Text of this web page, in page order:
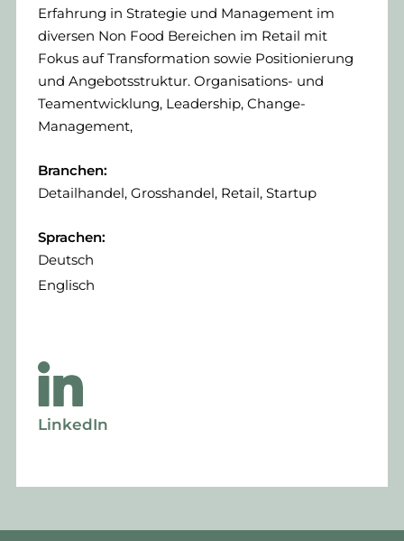
Erfahrung in Strategie und Management im
diversen Non Food Bereichen im Retail mit
Fokus auf Transformation sowie Positionierung
und Angebotsstruktur. Organisations- und
Teamentwicklung, Leadership, Change-
Management,
Branchen:
Detailhandel, Grosshandel, Retail, Startup
Sprachen:
Deutsch
Englisch
LinkedIn